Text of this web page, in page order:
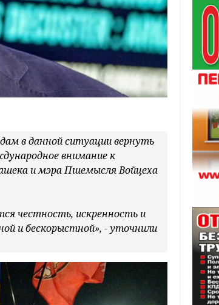
в данной ситуации вернуть
внимание к
и мэра Пшемысля Войцеха
честность, искренность и
и бескорыстной», - уточнили